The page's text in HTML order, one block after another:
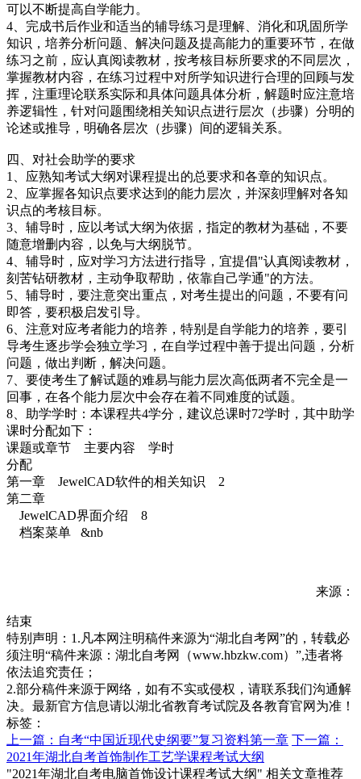
可以不断提高自学能力。
4、完成书后作业和适当的辅导练习是理解、消化和巩固所学
知识，培养分析问题、解决问题及提高能力的重要环节，在做
练习之前，应认真阅读教材，按考核目标所要求的不同层次，
掌握教材内容，在练习过程中对所学知识进行合理的回顾与发
挥，注重理论联系实际和具体问题具体分析，解题时应注意培
养逻辑性，针对问题围绕相关知识点进行层次（步骤）分明的
论述或推导，明确各层次（步骤）间的逻辑关系。
四、对社会助学的要求
1、应熟知考试大纲对课程提出的总要求和各章的知识点。
2、应掌握各知识点要求达到的能力层次，并深刻理解对各知
识点的考核目标。
3、辅导时，应以考试大纲为依据，指定的教材为基础，不要
随意增删内容，以免与大纲脱节。
4、辅导时，应对学习方法进行指导，宜提倡"认真阅读教材，
刻苦钻研教材，主动争取帮助，依靠自己学通"的方法。
5、辅导时，要注意突出重点，对考生提出的问题，不要有问
即答，要积极启发引导。
6、注意对应考者能力的培养，特别是自学能力的培养，要引
导考生逐步学会独立学习，在自学过程中善于提出问题，分析
问题，做出判断，解决问题。
7、要使考生了解试题的难易与能力层次高低两者不完全是一
回事，在各个能力层次中会存在着不同难度的试题。
8、助学学时：本课程共4学分，建议总课时72学时，其中助学
课时分配如下：
课题或章节 主要内容 学时
分配
第一章 JewelCAD软件的相关知识 2
第二章
JewelCAD界面介绍 8
档案菜单 &nb
来源：
结束
特别声明：1.凡本网注明稿件来源为“湖北自考网”的，转载必
须注明“稿件来源：湖北自考网（www.hbzkw.com）”,违者将
依法追究责任；
2.部分稿件来源于网络，如有不实或侵权，请联系我们沟通解
决。最新官方信息请以湖北省教育考试院及各教育官网为准！
标签：
上一篇：自考“中国近现代史纲要”复习资料第一章 下一篇：
2021年湖北自考首饰制作工艺学课程考试大纲
"2021年湖北自考电脑首饰设计课程考试大纲" 相关文章推荐